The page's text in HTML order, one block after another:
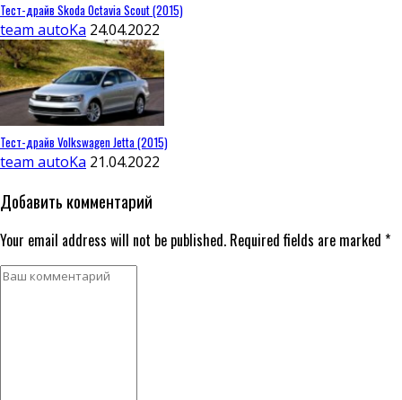
Тест-драйв Skoda Octavia Scout (2015)
team autoKa 24.04.2022
Тест-драйв Volkswagen Jetta (2015)
team autoKa 21.04.2022
Добавить комментарий
Your email address will not be published. Required fields are marked *